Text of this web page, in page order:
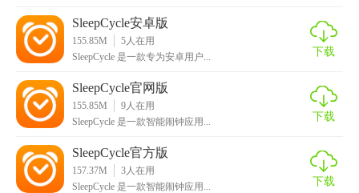
效率等关键指标。
Sleepcycle免费版玩法
1. 安装应用：在智能手机上下载并安装 Sleep Cycle 免费版。
2. 开始记录：将手机放置在枕头下方，点击“开始”按钮，应用
3. 设置闹钟：设置闹钟时间和喜欢的音乐作为唤醒声音。
SleepCycle安卓版
155.85M 5人在用
SleepCycle 是一款专为安卓用户...
下载
SleepCycle官网版
155.85M 9人在用
SleepCycle 是一款智能闹钟应用...
下载
SleepCycle官方版
157.37M 3人在用
SleepCycle 是一款智能闹钟应用...
下载